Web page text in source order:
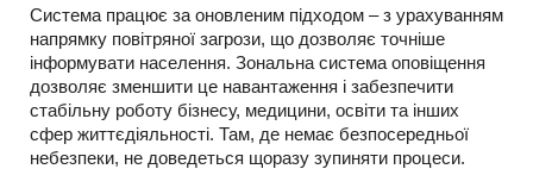
Система працює за оновленим підходом – з урахуванням
напрямку повітряної загрози, що дозволяє точніше
інформувати населення. Зональна система оповіщення
дозволяє зменшити це навантаження і забезпечити
стабільну роботу бізнесу, медицини, освіти та інших
сфер життєдіяльності. Там, де немає безпосередньої
небезпеки, не доведеться щоразу зупиняти процеси.